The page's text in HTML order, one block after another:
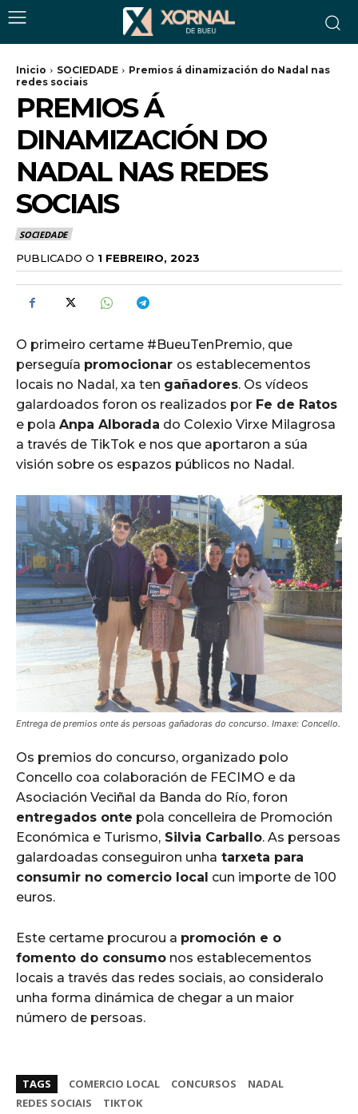
Inicio SOCIEDADE
Premios á dinamización do Nadal nas
redes sociais
PREMIOS Á
DINAMIZACIÓN DO
NADAL NAS REDES
SOCIAIS
SOCIEDADE
PUBLICADO O 1 FEBREIRO, 2023
O primeiro certame #BueuTenPremio, que
perseguía promocionar os establecementos
locais no Nadal, xa ten gañadores. Os vídeos
galardoados foron os realizados por Fe de Ratos
e pola Anpa Alborada do Colexio Virxe Milagrosa
a través de TikTok e nos que aportaron a súa
visión sobre os espazos públicos no Nadal.
Entrega de premios onte ás persoas gañadoras do concurso. Imaxe: Concello.
Os premios do concurso, organizado polo
Concello coa colaboración de FECIMO e da
Asociación Veciñal da Banda do Río, foron
entregados onte pola concelleira de Promoción
Económica e Turismo, Silvia Carballo. As persoas
galardoadas conseguiron unha tarxeta para
consumir no comercio local cun importe de 100
euros.
Este certame procurou a promoción e o
fomento do consumo nos establecementos
locais a través das redes sociais, ao consideralo
unha forma dinámica de chegar a un maior
número de persoas.
TAGS COMERCIO LOCAL CONCURSOS
NADAL
REDES SOCIAIS
TIKTOK